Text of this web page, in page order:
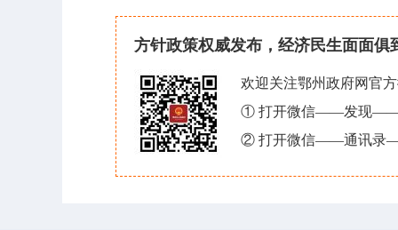
方针政策权威发布，经济民生面面俱
欢迎关注鄂州政府网官
① 打开微信——发现——
② 打开微信——通讯录